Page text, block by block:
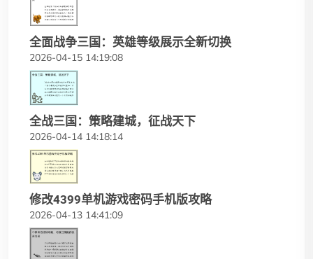
全面战争三国：英雄等级展示全新切换
2026-04-15 14:19:08
全战三国：策略建城，征战天下
2026-04-14 14:18:14
修改4399单机游戏密码手机版攻略
2026-04-13 14:41:09